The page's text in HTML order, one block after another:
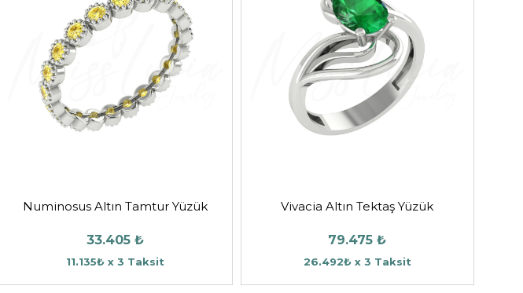
Numinosus Altın Tamtur Yüzük
33.405 ₺
11.135₺ x 3 Taksit
Vivacia Altın Tektaş Yüzük
79.475 ₺
26.492₺ x 3 Taksit